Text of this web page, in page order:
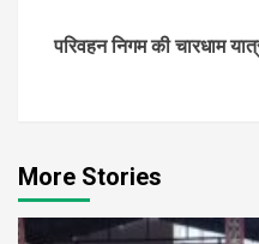
परिवहन निगम की चारधाम
More Stories